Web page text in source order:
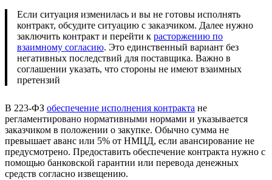
Если ситуация изменилась и вы не готовы исполнять
контракт, обсудите ситуацию с заказчиком. Далее нужно
заключить контракт и перейти к расторжению по
взаимному согласию. Это единственный вариант без
негативных последствий для поставщика. Важно в
соглашении указать, что стороны не имеют взаимных
претензий
В 223-ФЗ обеспечение исполнения контракта не
регламентировано нормативными нормами и указывается
заказчиком в положении о закупке. Обычно сумма не
превышает аванс или 5% от НМЦД, если авансирование не
предусмотрено. Предоставить обеспечение контракта нужно с
помощью банковской гарантии или перевода денежных
средств согласно извещению.